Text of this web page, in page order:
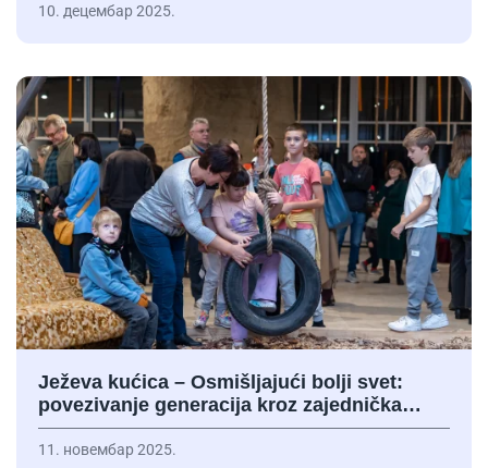
10. децембар 2025.
Ježeva kućica – Osmišljajući bolji svet:
povezivanje generacija kroz zajednička…
11. новембар 2025.